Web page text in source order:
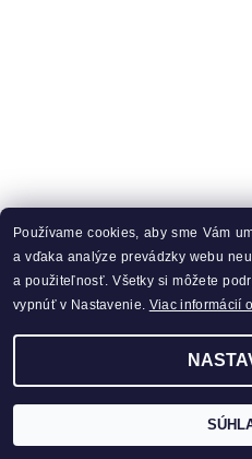
Používame cookies, aby sme Vám
a vďaka analýze prevádzky webu
a použiteľnosť. Všetky si môžete
vypnúť v Nastavenie. Viac informácií